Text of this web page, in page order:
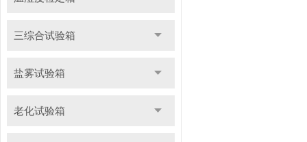
三综合试验箱
盐雾试验箱
老化试验箱